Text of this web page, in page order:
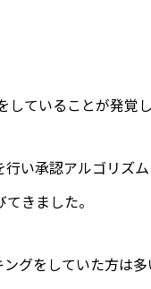
ていることが発覚
い承認アルゴリズム
きました。
グをしていた方は多